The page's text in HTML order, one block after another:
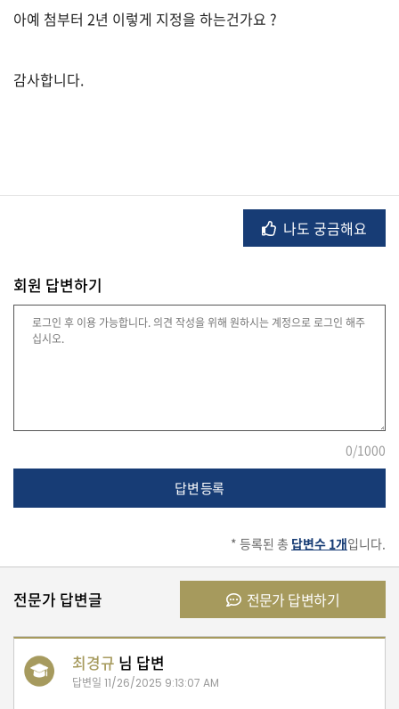
법
니/
재
테
교
미/
일
아예 첨부터 2년 이렇게 지정을 하는건가요 ?
감사합니다.
나도 궁금해요
회원 답변하기
0/1000
답변 등록
* 등록된 총 답변수 1개입니다.
전문가 답변글 전문가 답변하기
최경규 님 답변
답변일 11/26/2025 9:13:07 AM